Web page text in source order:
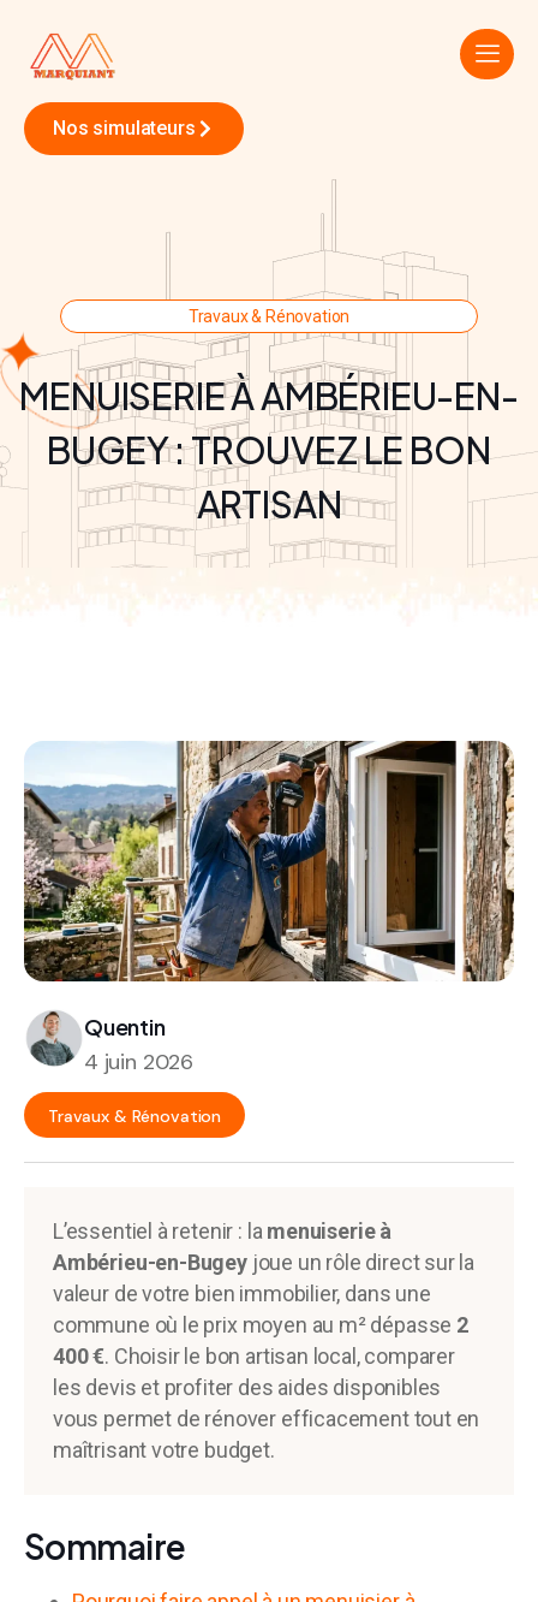
Nos simulateurs
Travaux & Rénovation
MENUISERIE À AMBÉRIEU-EN-
BUGEY : TROUVEZ LE BON
ARTISAN
Quentin
4 juin 2026
Travaux & Rénovation
L’essentiel à retenir : la menuiserie à
Ambérieu-en-Bugeyjoue un rôle direct sur la
valeur de votre bien immobilier, dans une
commune où le prix moyen au m² dépasse 2
400 €. Choisir le bon artisan local, comparer
les devis et profiter des aides disponibles
vous permet de rénover efficacement tout en
maîtrisant votre budget.
Sommaire